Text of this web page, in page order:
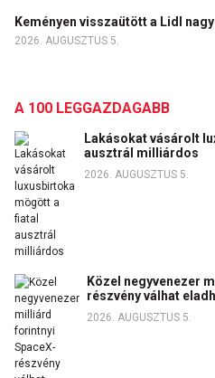
Keményen visszaütött a Lidl
2026. AUGUSZTUS 5.
A 100 LEGGAZDAGABB
Lakásokat vásárolt
ausztrál milliárdos
2026. AUGUSZTUS 5.
Közel negyvenezer
részvény válhat
2026. AUGUSZTUS 5.